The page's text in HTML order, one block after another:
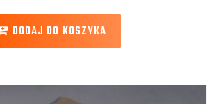
DODAJ DO KOSZYKA